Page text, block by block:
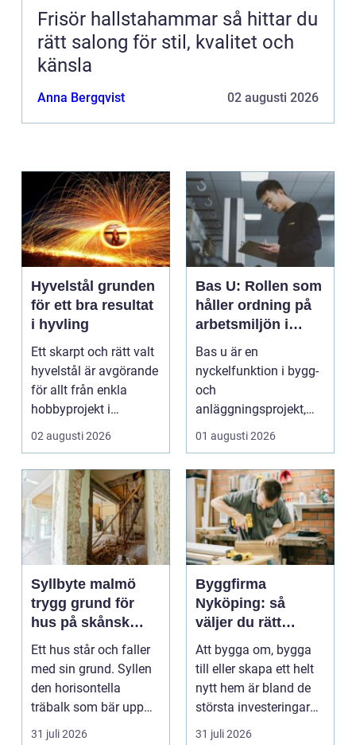
Frisör hallstahammar så hittar du
rätt salong för stil, kvalitet och
känsla
Anna Bergqvist 02 augusti 2026
Hyvelstål grunden
för ett bra resultat
i hyvling
Ett skarpt och rätt valt
hyvelstål är avgörande
för allt från enkla
hobbyprojekt i
verkstaden till k...
02 augusti 2026
Bas U: Rollen som
håller ordning på
arbetsmiljön i
byggprojekt
Bas u är en
nyckelfunktion i bygg-
och
anläggningsprojekt,
med ansvar för att
arbetsm...
01 augusti 2026
Syllbyte malmö
trygg grund för
hus på skånsk
mark
Ett hus står och faller
med sin grund. Syllen
den horisontella
träbalk som bär upp
väggarna mot pla...
31 juli 2026
Byggfirma
Nyköping: så
väljer du rätt
partner för ditt
projekt
Att bygga om, bygga
till eller skapa ett helt
nytt hem är bland de
största investeringar
m...
31 juli 2026